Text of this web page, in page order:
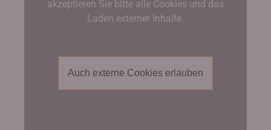
akzeptieren Sie bitte alle Cookies und das
Laden externer Inhalte.
Auch externe Cookies erlauben